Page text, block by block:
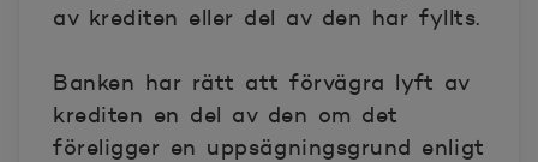
av krediten eller del av den har fyllts.
Banken har rätt att förvägra lyft av
krediten en del av den om det
föreligger en uppsägningsgrund enligt